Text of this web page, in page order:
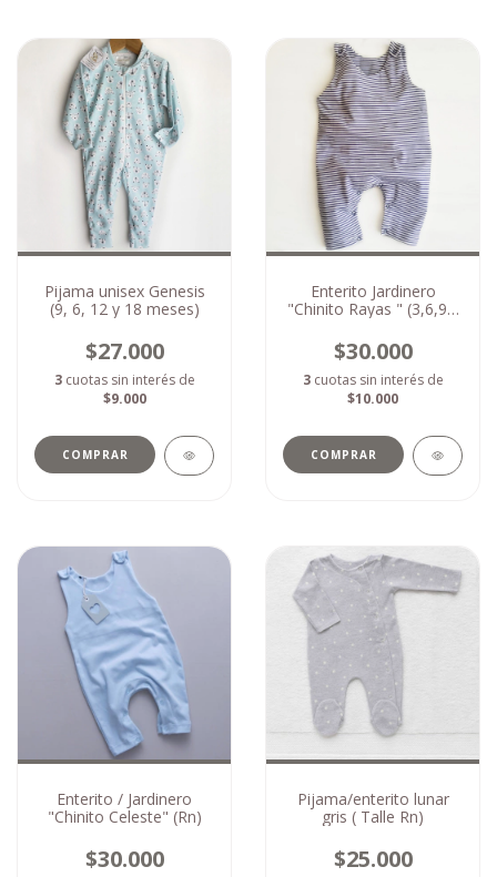
Pijama unisex Genesis
(9, 6, 12 y 18 meses)
$27.000
3 cuotas sin interés de
$9.000
COMPRAR
Enterito Jardinero
"Chinito Rayas " (3,6,9 y
$30.000
3 cuotas sin interés de
$10.000
COMPRAR
Enterito / Jardinero
"Chinito Celeste" (Rn)
$30.000
Pijama/enterito lunar
gris ( Talle Rn)
$25.000